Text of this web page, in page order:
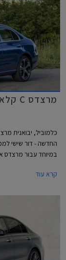
מרצדס C קלאס 2021 החדשה מושקת בישראל
החדשה - דור שישי
קרא עוד